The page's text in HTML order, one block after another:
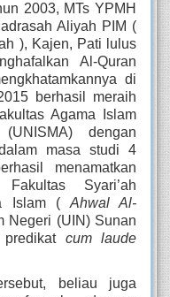
2003, MTs YPMH
Aliyah PIM (
), Kajen, Pati lulus
Al-Quran
di
berhasil meraih
Agama Islam
dengan
masa studi 4
menamatkan
Syari’ah
Islam ( Ahwal Al-
Negeri (UIN) Sunan
cum laude
beliau juga